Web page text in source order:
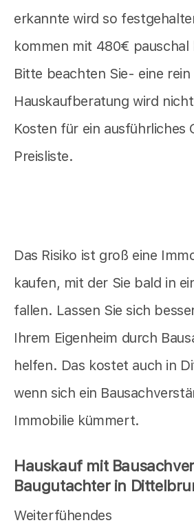
erkannte wird so
kommen mit 480€
Bitte beachten Sie- eine
Hauskaufberatung wird
Kosten für ein ausführliches
Preisliste.
Das Risiko ist groß eine
kaufen, mit der Sie bald in
fallen. Lassen Sie sich
Ihrem Eigenheim durch
helfen. Das kostet auch in
wenn sich ein
Immobilie kümmert.
Hauskauf mit
Baugutachter in
Weiterfühendes